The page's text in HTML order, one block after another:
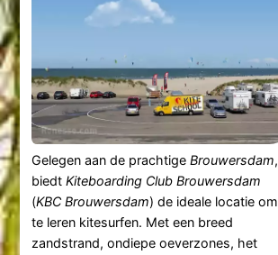
Gelegen aan de prachtige Brouwersdam,
biedt Kiteboarding Club Brouwersdam
(KBC Brouwersdam) de ideale locatie om
te leren kitesurfen. Met een breed
zandstrand, ondiepe oeverzones, het